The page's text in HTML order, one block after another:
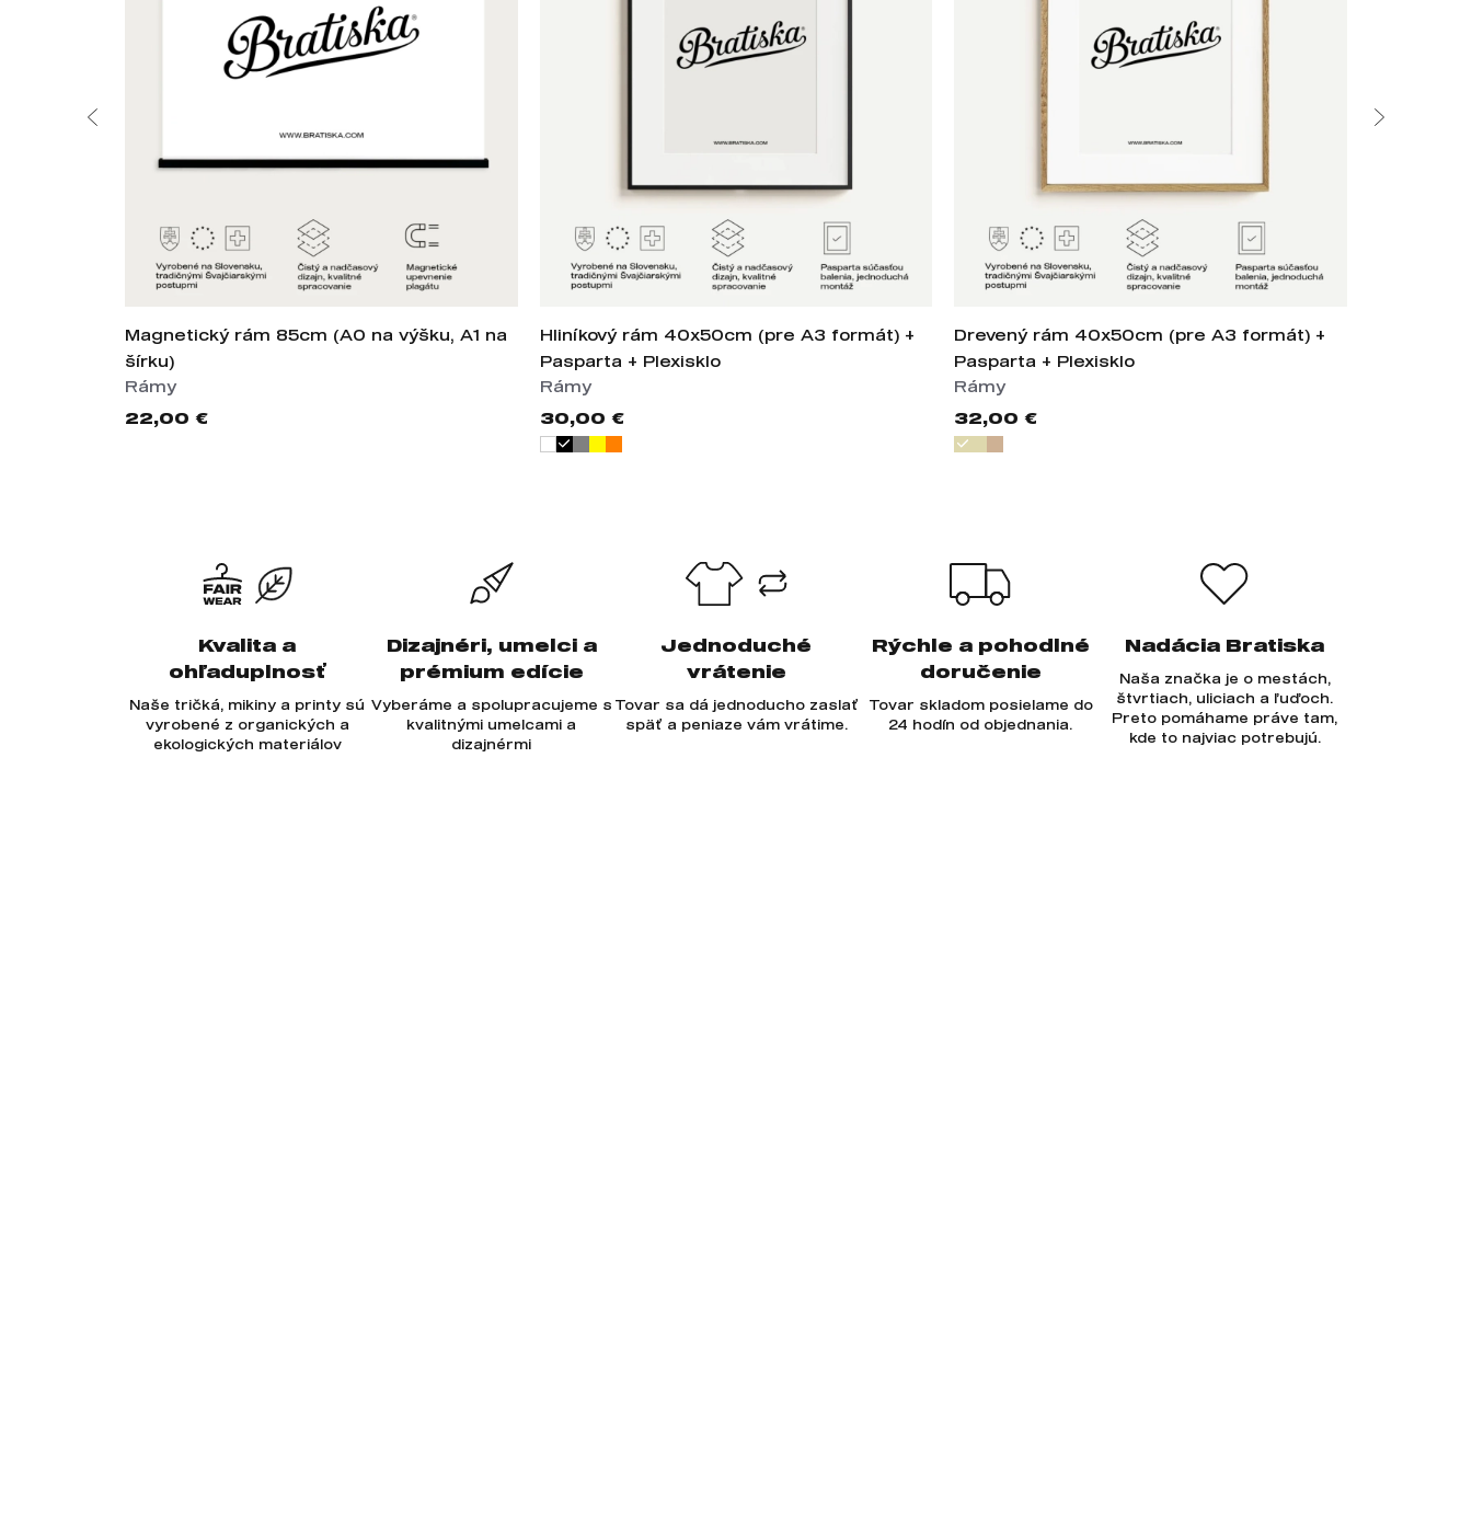
Magnetický rám 85cm (A0 na výšku, A1 na
šírku)
Rámy
22,00 €
Hliníkový rám 40x50cm (pre A3 formát) +
Pasparta + Plexisklo
Rámy
30,00 €
Drevený rám 40x50cm (pre A3 formát) +
Pasparta + Plexisklo
Rámy
32,00 €
Kvalita a
ohľaduplnosť
Naše tričká, mikiny a printy sú
vyrobené z organických a
ekologických materiálov
Dizajnéri, umelci a
prémium edície
Vyberáme a spolupracujeme s
kvalitnými umelcami a
dizajnérmi
Jednoduché
vrátenie
Tovar sa dá jednoducho zaslať
späť a peniaze vám vrátime.
Rýchle a pohodlné
doručenie
Tovar skladom posielame do
24 hodín od objednania.
Nadácia Bratiska
Naša značka je o mestách,
štvrtiach, uliciach a ľuďoch.
Preto pomáhame práve tam,
kde to najviac potrebujú.